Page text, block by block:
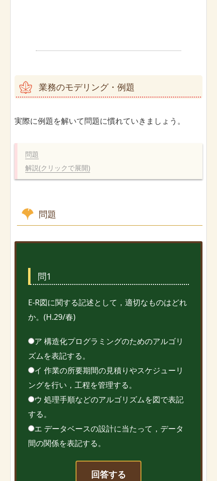
業務のモデリング・例題
実際に例題を解いて問題に慣れていきましょう。
問題
解説(クリックで展開)
問題
問1
E-R図に関する記述として，適切なものはどれ
か。(H.29/春)
ア 構造化プログラミングのためのアルゴリ
ズムを表記する。
イ 作業の所要期間の見積りやスケジューリ
ングを行い，工程を管理する。
ウ 処理手順などのアルゴリズムを図で表記
する。
エ データベースの設計に当たって，データ
間の関係を表記する。
回答する